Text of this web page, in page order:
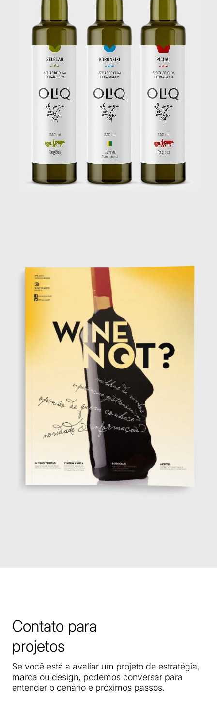
Contato para
projetos
Se você está a avaliar um projeto de estratégia,
marca ou design, podemos conversar para
entender o cenário e próximos passos.